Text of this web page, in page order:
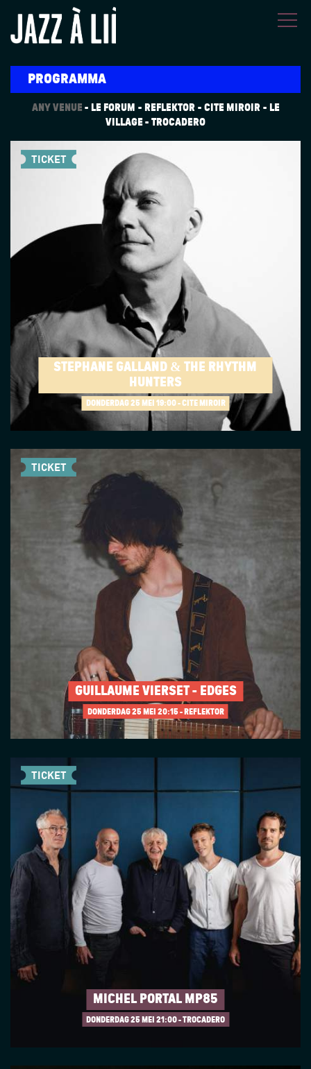
PROGRAMMA
ANY VENUE LE FORUM REFLEKTOR CITÉ MIROIR
LE
VILLAGE
TROCADERO
STÉPHANE GALLAND & THE RHYTHM
HUNTERS
DONDERDAG 25 MEI 19:00 - CITÉ MIROIR
TICKET
GUILLAUME VIERSET - EDGES
DONDERDAG 25 MEI 20:15 - REFLEKTOR
TICKET
MICHEL PORTAL MP85
DONDERDAG 25 MEI 21:00 - TROCADERO
TICKET